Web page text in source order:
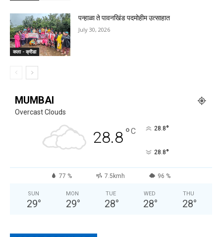
कला - क्रीडा
पन्हाळा ते पावनखिंड पदमोहीम उत्साहात
July 30, 2026
MUMBAI
Overcast Clouds
28.8°C 28.8°
28.8°
77 % 7.5kmh 96 %
SUN
29°
MON
29°
TUE
28°
WED
28°
THU
28°